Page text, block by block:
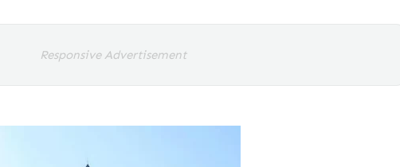
Responsive Advertisement